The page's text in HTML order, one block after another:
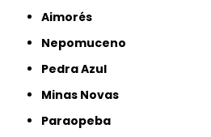
Aimorés
Nepomuceno
Pedra Azul
Minas Novas
Paraopeba